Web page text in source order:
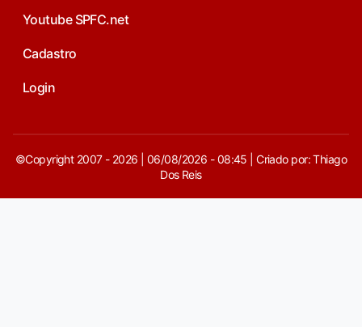
Youtube SPFC.net
Cadastro
Login
©Copyright 2007 - 2026 | 06/08/2026 - 08:45 | Criado por: Thiago
Dos Reis